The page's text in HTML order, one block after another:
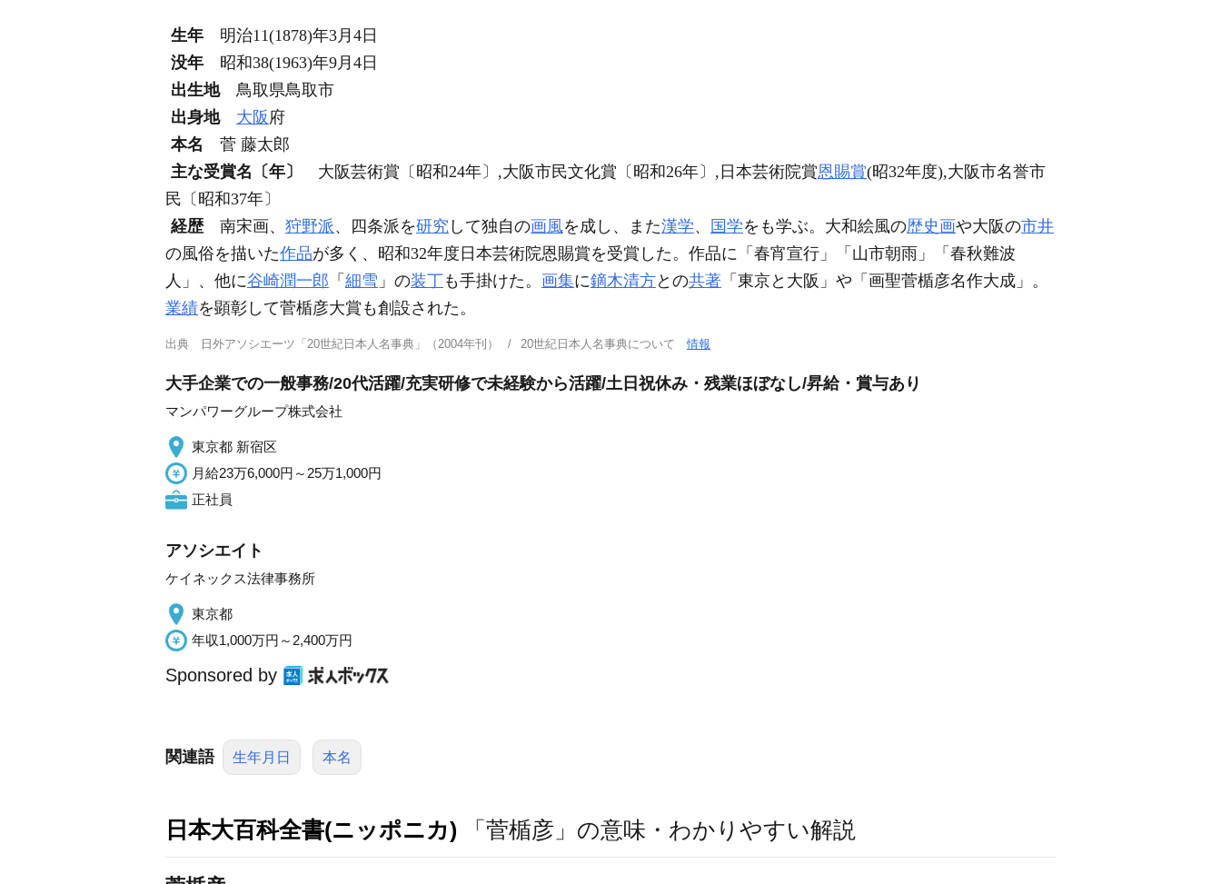
生年
明治11(1878)年3月4日
没年
昭和38(1963)年9月4日
出生地
鳥取県鳥取市
出身地
大阪府
本名
菅 藤太郎
主な受賞名〔年〕
大阪芸術賞〔昭和24年〕,大阪市民文化賞〔昭和26年〕,日本芸術院賞恩賜賞(昭32年度),大阪市名誉市
民〔昭和37年〕
経歴
南宋画、 狩野派、四条派を研究 して独自の画風を成し、また漢学、 国学をも学ぶ。大和絵風の歴史画や大阪の市井
の風俗を描いた作品が多く、昭和32年度日本芸術院恩賜賞を受賞した。作品に「春宵宣行」「山市朝雨」「春秋難波
人」、他に谷崎潤一郎 「 細雪 」の装丁も手掛けた。 画集に鏑木清方との共著 「東京と大阪」や「画聖菅楯彦名作大成」。
業績を顕彰して菅楯彦大賞も創設された。
出典 日外アソシエーツ「20世紀日本人名事典」（2004年刊） 20世紀日本人名事典について情報
大手企業での一般事務/20代活躍/充実研修で未経験から活躍/土日祝休み・残業ほぼなし/昇給・賞与あり
マンパワーグループ株式会社
東京都 新宿区
月給23万6,000円～25万1,000円
正社員
アソシエイト
ケイネックス法律事務所
東京都
年収1,000万円～2,400万円
Sponsored by
関連語 生年月日 本名
日本大百科全書(ニッポニカ) 「菅楯彦」の意味・わかりやすい解説